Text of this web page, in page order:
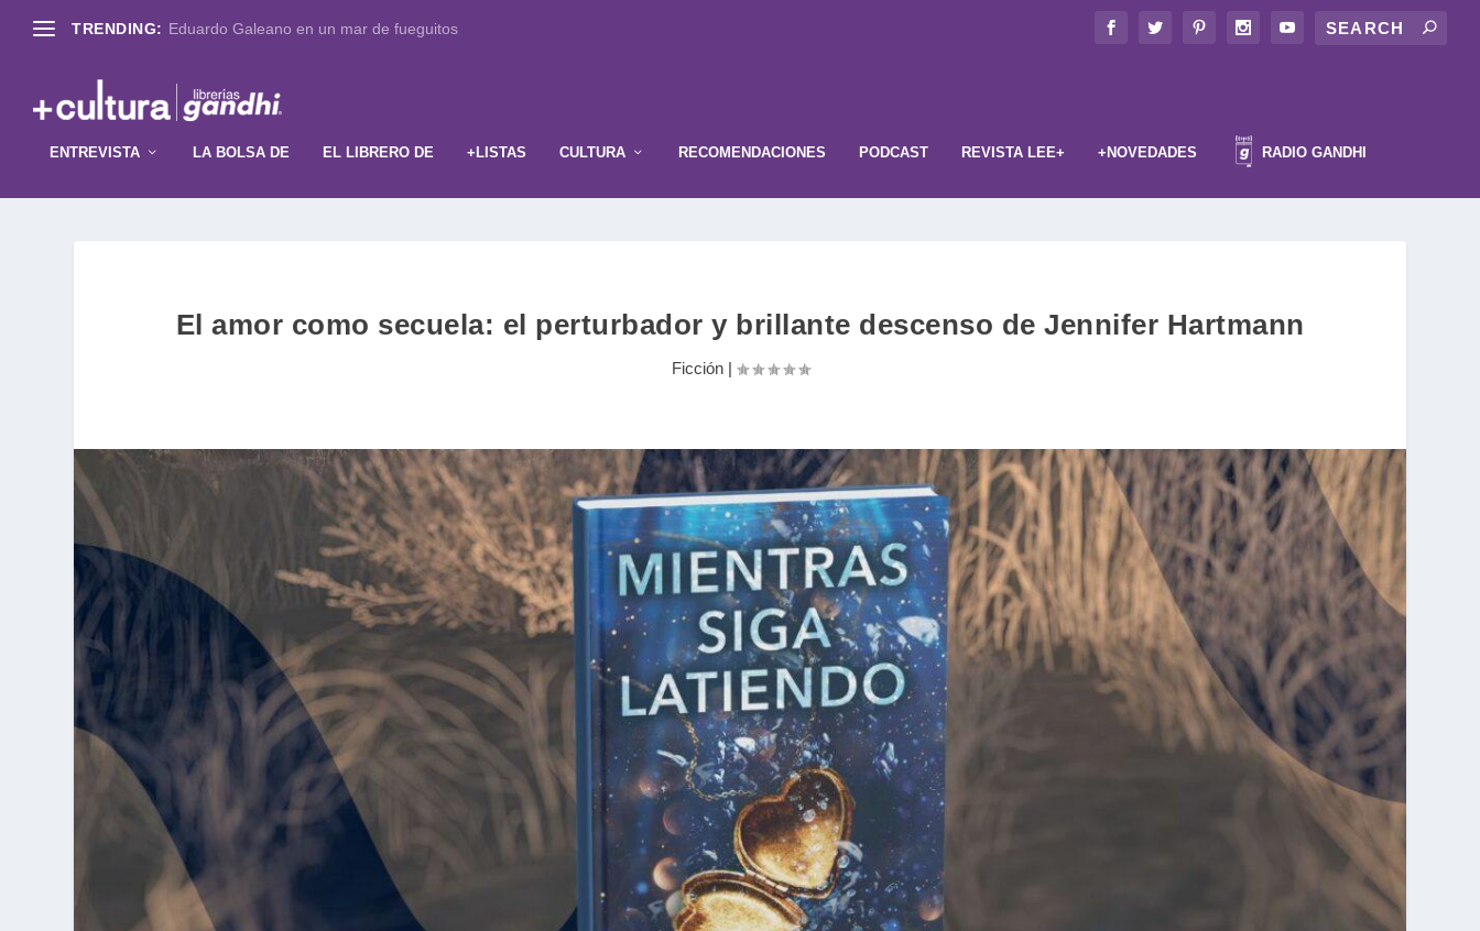
TRENDING: Eduardo Galeano en un mar de fueguitos
ENTREVISTA LA BOLSA DE EL LIBRERO DE +LISTAS CULTURA RECOMENDACIONES PODCAST REVISTA LEE+ +NOVEDADES RADIO GANDHI
El amor como secuela: el perturbador y brillante descenso de Jennifer Hartmann
Ficción|